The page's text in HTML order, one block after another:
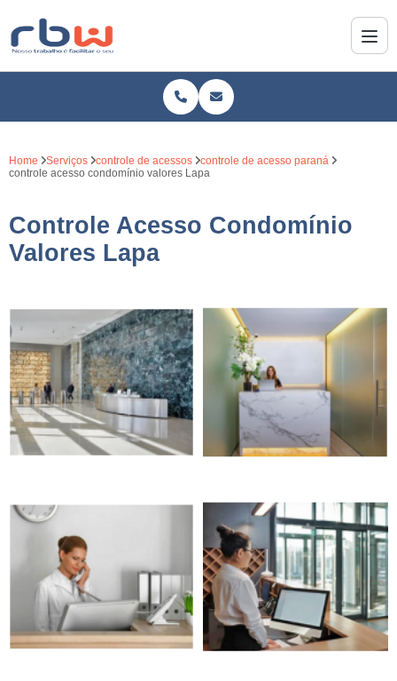
Home Serviços controle de acessos
controle de acesso paraná
controle acesso condomínio valores Lapa
Controle Acesso Condomínio
Valores Lapa